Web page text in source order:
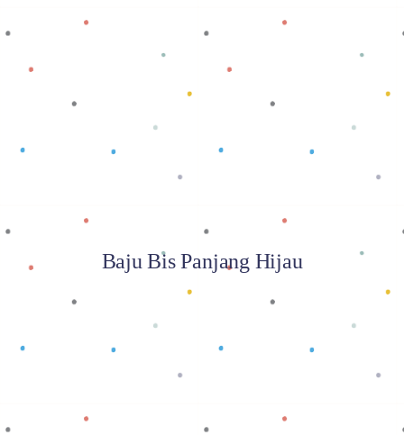
Baca selengkapnya
Baju Bis Panjang Hijau